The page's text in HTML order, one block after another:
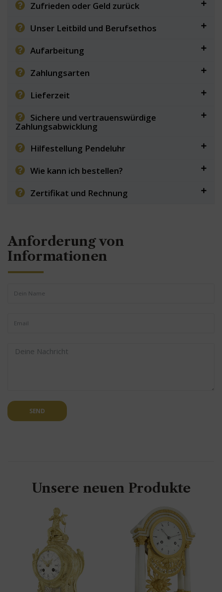
Zufrieden oder Geld zurück
Unser Leitbild und Berufsethos
Aufarbeitung
Zahlungsarten
Lieferzeit
Sichere und vertrauenswürdige
Zahlungsabwicklung
Hilfestellung Pendeluhr
Wie kann ich bestellen?
Zertifikat und Rechnung
Anforderung von
Informationen
SEND
Unsere neuen Produkte